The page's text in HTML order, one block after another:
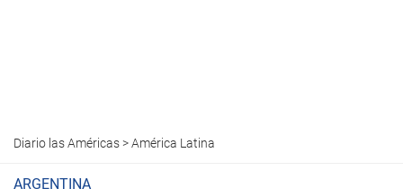
Diario las Américas>América Latina
ARGENTINA